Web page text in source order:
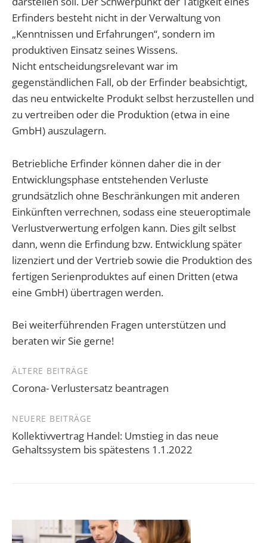
Erfinders besteht nicht in der Verwaltung von
„Kenntnissen und Erfahrungen“, sondern im
produktiven Einsatz seines Wissens.
Nicht entscheidungsrelevant war im
gegenständlichen Fall, ob der Erfinder beabsichtigt,
das neu entwickelte Produkt selbst herzustellen und
zu vertreiben oder die Produktion (etwa in eine
GmbH) auszulagern.
Betriebliche Erfinder können daher die in der
Entwicklungsphase entstehenden Verluste
grundsätzlich ohne Beschränkungen mit anderen
Einkünften verrechnen, sodass eine steueroptimale
Verlustverwertung erfolgen kann. Dies gilt selbst
dann, wenn die Erfindung bzw. Entwicklung später
lizenziert und der Vertrieb sowie die Produktion des
fertigen Serienproduktes auf einen Dritten (etwa
eine GmbH) übertragen werden.
Bei weiterführenden Fragen unterstützen und
beraten wir Sie gerne!
Beitragsnavigation
ÄLTERE BEITRÄGE
Corona- Verlustersatz beantragen
NEUERE BEITRÄGE
Kollektivvertrag Handel: Umstieg in das neue
Gehaltssystem bis spätestens 1.1.2022